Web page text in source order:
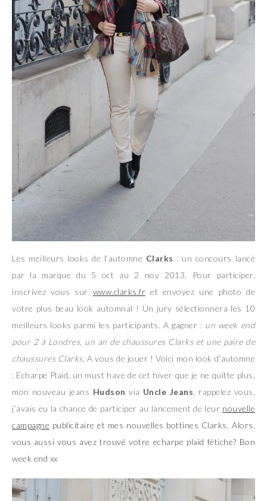
Les meilleurs looks de l’automne Clarks : un concours lancé
par la marque du 5 oct au 2 nov 2013. Pour participer,
inscrivez vous sur www.clarks.fr et envoyez une photo de
votre plus beau look automnal ! Un jury sélectionnera les 10
meilleurs looks parmi les participants. A gagner : un week end
pour 2 à Londres, un an de chaussures Clarks et une paire de
chaussures Clarks. A vous de jouer ! Voici mon look d’automne
: Echarpe Plaid, un must have de cet hiver que je ne quitte plus,
mon nouveau jeans Hudson via Uncle Jeans , rappelez vous,
j’avais eu la chance de participer au lancement de leur nouvelle
campagne publicitaire et mes nouvelles bottines Clarks. Alors,
vous aussi vous avez trouvé votre echarpe plaid fétiche? Bon
week end xx